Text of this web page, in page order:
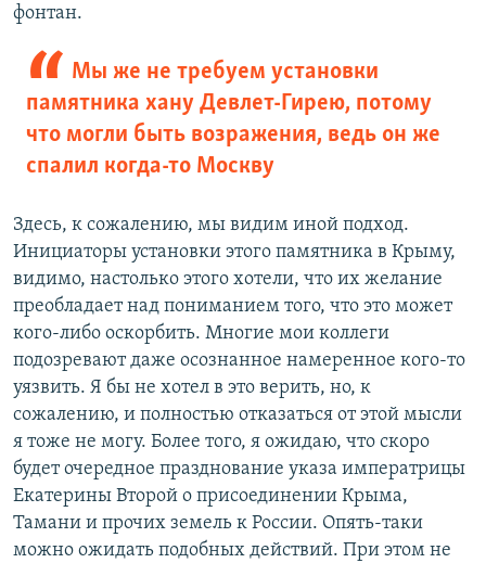
фонтан.
Мы же не требуем установки
памятника хану Девлет-Гирею, потому
что могли быть возражения, ведь он же
спалил когда-то Москву
Здесь, к сожалению, мы видим иной подход.
Инициаторы установки этого памятника в Крыму,
видимо, настолько этого хотели, что их желание
преобладает над пониманием того, что это может
кого-либо оскорбить. Многие мои коллеги
подозревают даже осознанное намеренное кого-то
уязвить. Я бы не хотел в это верить, но, к
сожалению, и полностью отказаться от этой мысли
я тоже не могу. Более того, я ожидаю, что скоро
будет очередное празднование указа императрицы
Екатерины Второй о присоединении Крыма,
Тамани и прочих земель к России. Опять-таки
можно ожидать подобных действий. При этом не